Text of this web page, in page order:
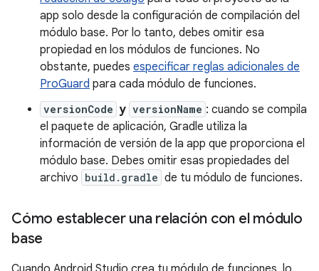
app solo desde la configuración de compilación del
módulo base. Por lo tanto, debes omitir esa
propiedad en los módulos de funciones. No
obstante, puedes especificar reglas adicionales de
ProGuard para cada módulo de funciones.
versionCode y versionName : cuando se compila
el paquete de aplicación, Gradle utiliza la
información de versión de la app que proporciona el
módulo base. Debes omitir esas propiedades del
archivo build.gradle de tu módulo de funciones.
Cómo establecer una relación con el módulo
base